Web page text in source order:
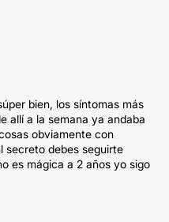
bien, los síntomas más
allí a la semana ya andaba
obviamente con
secreto debes seguirte
es mágica a 2 años yo sigo